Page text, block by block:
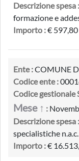
Descrizione spesa :
formazione e
Importo :€ 597,80
Ente :COMUNE
Codice ente :
Codice gestionale
Mese ↑ :
Descrizione spesa :
specialistiche n.a.c.
Importo :€